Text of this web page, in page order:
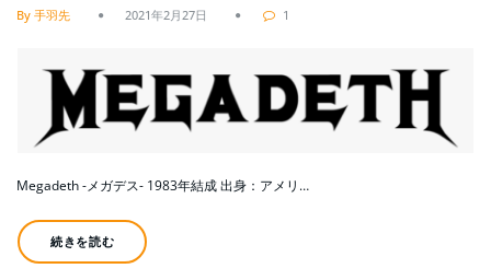
By 手羽先 2021年2月27日 1
Megadeth -メガデス- 1983年結成 出身：アメリ…
続きを読む